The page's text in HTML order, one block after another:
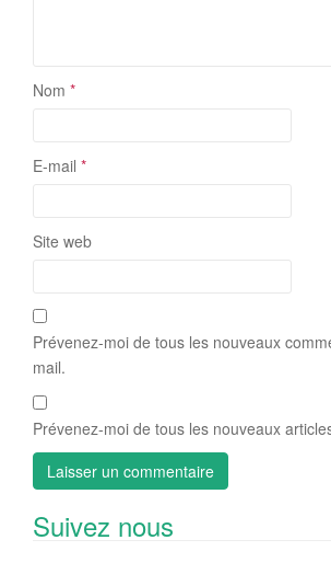
Nom *
E-mail *
Site web
Prévenez-moi de tous les nouveaux
mail.
Prévenez-moi de tous les nouveaux
Suivez nous